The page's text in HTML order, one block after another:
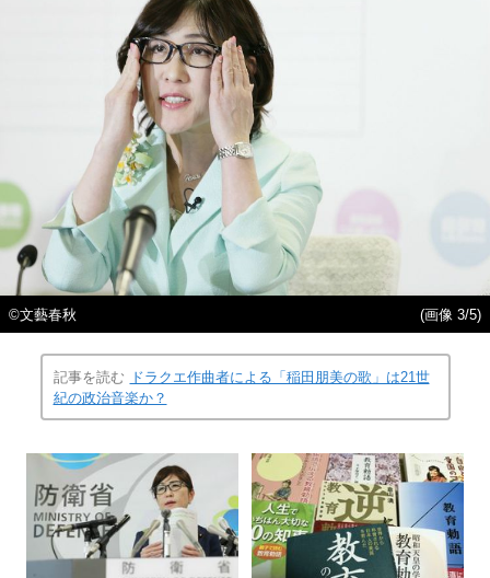
©文藝春秋 (画像 3/5)
記事を読む
ドラクエ作曲者による「稲田朋美の歌」は21世
紀の政治音楽か？